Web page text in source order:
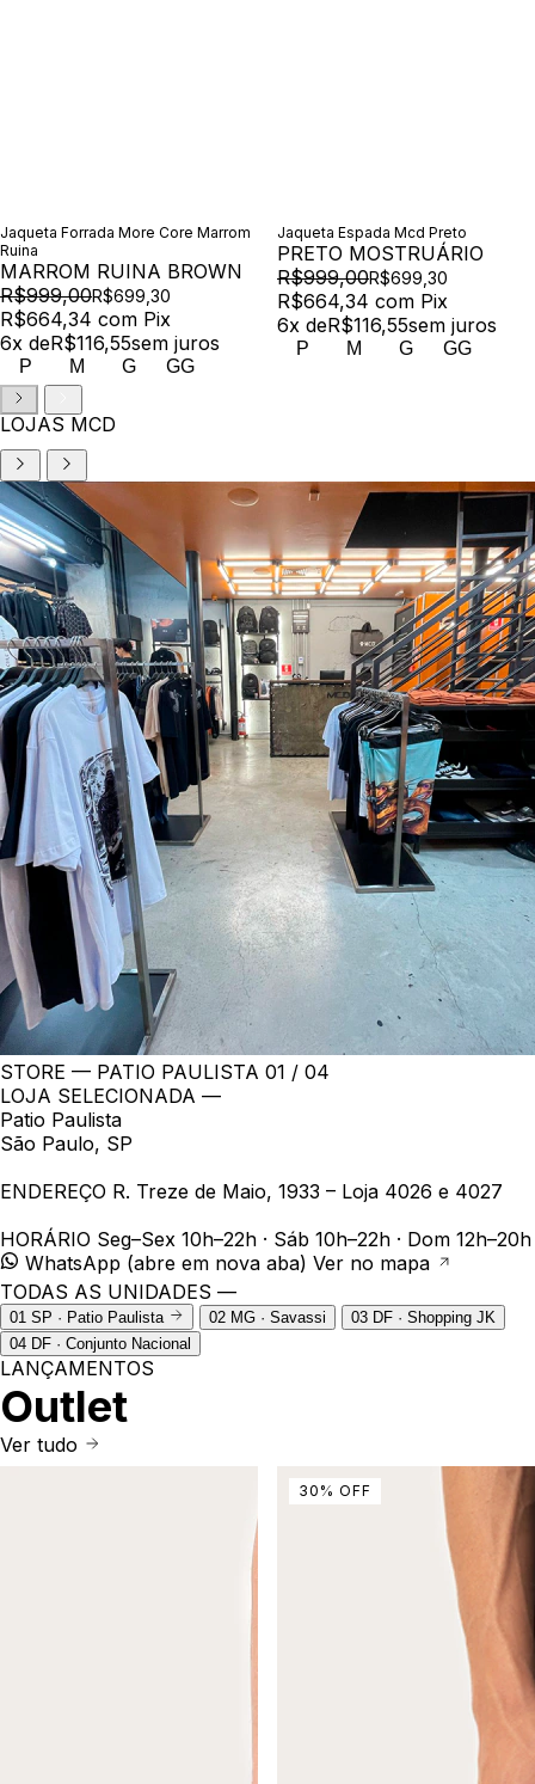
Jaqueta Forrada More Core Marrom
Ruina
MARROM RUINA BROWN
R$999,00R$699,30
R$664,34 com Pix
6x deR$116,55sem juros
P M G GG
Jaqueta Espada Mcd Preto
PRETO MOSTRUÁRIO
R$999,00R$699,30
R$664,34 com Pix
6x deR$116,55sem juros
P M G GG
LOJAS MCD
STORE — PATIO PAULISTA 01 / 04
LOJA SELECIONADA —
Patio Paulista
São Paulo, SP
ENDEREÇO R. Treze de Maio, 1933 – Loja 4026 e 4027
HORÁRIO Seg–Sex 10h–22h · Sáb 10h–22h · Dom 12h–20h
WhatsApp (abre em nova aba) Ver no mapa
TODAS AS UNIDADES —
01 SP · Patio Paulista 02 MG · Savassi 03 DF · Shopping JK
04 DF · Conjunto Nacional
LANÇAMENTOS
Outlet
Ver tudo
30 % OFF